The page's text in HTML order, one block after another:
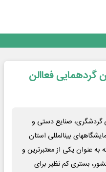
تن عبور کرد
فولادسنگان
هر تن عبور کرد
گردهمایی فعاالن
گردشگری، صنایع دستی و
در محل نمایشگاههای بینالمللی استان
به عنوان یکی از معتبرترین و
بستری کم نظیر برای